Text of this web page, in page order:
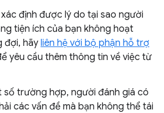
định được lý do tại sao người
tiện ích của bạn không hoạt
đợi, hãy liên hệ với bộ phận hỗ trợ
yêu cầu thêm thông tin về việc từ
số trường hợp, người đánh giá có
các vấn đề mà bạn không thể tái